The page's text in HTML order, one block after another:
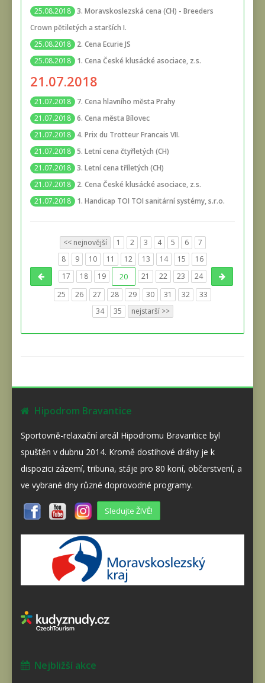
25.08.2018 3. Moravskoslezská cena (CH) - Breeders
Crown pětiletých a starších I.
25.08.2018
2. Cena Ecurie JS
25.08.2018
1. Cena České klusácké asociace, z.s.
21.07.2018
21.07.2018
7. Cena hlavního města Prahy
21.07.2018 6. Cena města Bílovec
21.07.2018
4. Prix du Trotteur Francais VII.
21.07.2018 5. Letní cena čtyřletých (CH)
21.07.2018 3. Letní cena tříletých (CH)
21.07.2018
2. Cena České klusácké asociace, z.s.
21.07.2018
1. Handicap TOI TOI sanitární systémy, s.r.o.
<< nejnovější 1 2 3 4 5 6
7
8
9 10 11 12 13 14 15
16
17
18 19 20 21 22 23
24
25
26 27 28 29 30 31 32
33
34
35 nejstarší >>
Hipodrom Bravantice
Sportovně-relaxační areál Hipodromu Bravantice byl
spuštěn v dubnu 2014. Kromě dostihové dráhy je k
dispozici zázemí, tribuna, stáje pro 80 koní, občerstvení, a
ve vybrané dny různé doprovodné programy.
Sledujte ŽIVĚ!
Nejbližší akce